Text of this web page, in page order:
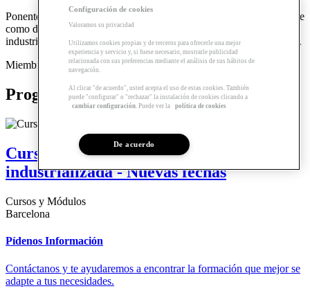
Ponente en numerosos cursos, conferencias y publicaciones, y ejerce
como docente en programas de máster sobre construcción
industrializada y en madera del Colegio de Aparejadores de Madrid.
Miembro del Equipo de Talento de Listos & Co.
Programas relacionados
Curso | Fundamentos de la construcción
industrializada - Nuevas fechas
Cursos y Módulos
Barcelona
Pídenos Información
Contáctanos y te ayudaremos a encontrar la formación que mejor se
adapte a tus necesidades.
Configuración de cookies
Valoramos su privacidad
Utilizamos cookies propias y de terceros para ofrecerle una mejor
experiencia y servicio y, si fuese necesario, mostrarle publicidad
relacionada con sus preferencias mediante el análisis de sus hábitos de
navegación.
Al clicar "de acuerdo", usted acepta el uso de estas cookies. También
puede "configurar" o "rechazar" la instalación de cookies clicando a
cambiar configuración. Puede ver la política de cookies
De acuerdo